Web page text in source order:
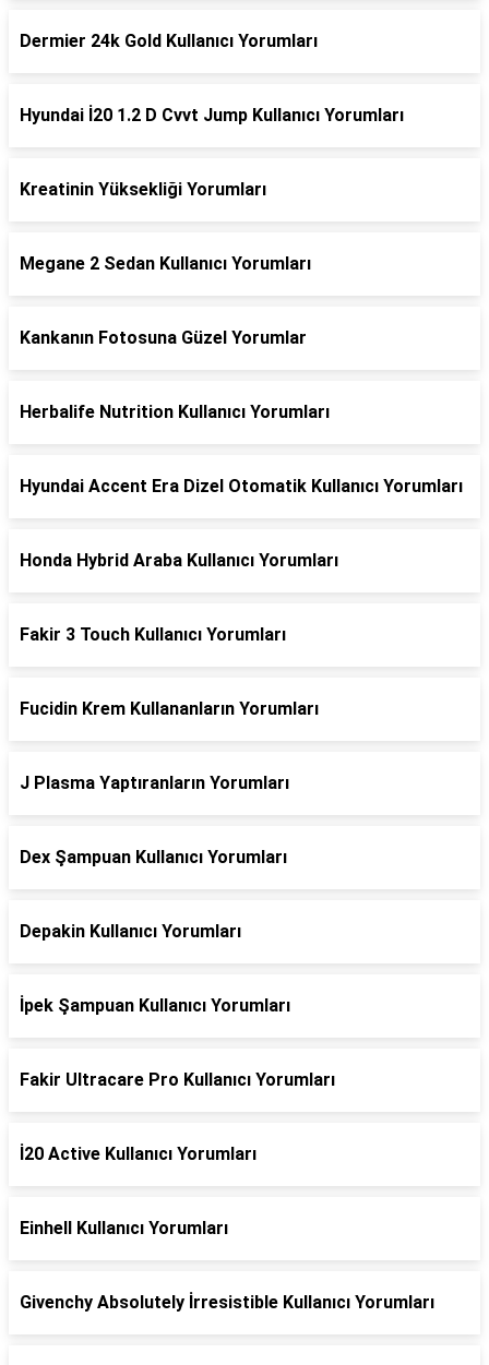
Dermier 24k Gold Kullanıcı Yorumları
Hyundai İ20 1.2 D Cvvt Jump Kullanıcı Yorumları
Kreatinin Yüksekliği Yorumları
Megane 2 Sedan Kullanıcı Yorumları
Kankanın Fotosuna Güzel Yorumlar
Herbalife Nutrition Kullanıcı Yorumları
Hyundai Accent Era Dizel Otomatik Kullanıcı Yorumları
Honda Hybrid Araba Kullanıcı Yorumları
Fakir 3 Touch Kullanıcı Yorumları
Fucidin Krem Kullananların Yorumları
J Plasma Yaptıranların Yorumları
Dex Şampuan Kullanıcı Yorumları
Depakin Kullanıcı Yorumları
İpek Şampuan Kullanıcı Yorumları
Fakir Ultracare Pro Kullanıcı Yorumları
İ20 Active Kullanıcı Yorumları
Einhell Kullanıcı Yorumları
Givenchy Absolutely İrresistible Kullanıcı Yorumları